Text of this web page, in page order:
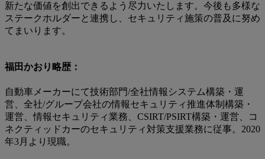
新たな価値を創出できるよう尽力いたします。今後も多様な
ステークホルダーと連携し、セキュリティ施策の普及に努め
てまいります。
福田かおり略歴：
自動車メーカーにて技術部門/全社情報システム構築・運
営、全社/グループ会社の情報セキュリティ推進体制構築・
運営、情報セキュリティ業務、CSIRT/PSIRT構築・運営、コ
ネクティッドカーのセキュリティ対策支援業務に従事。2020
年3月より現職。